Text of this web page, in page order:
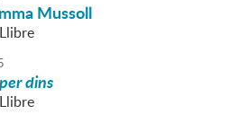
Mussoll
dins